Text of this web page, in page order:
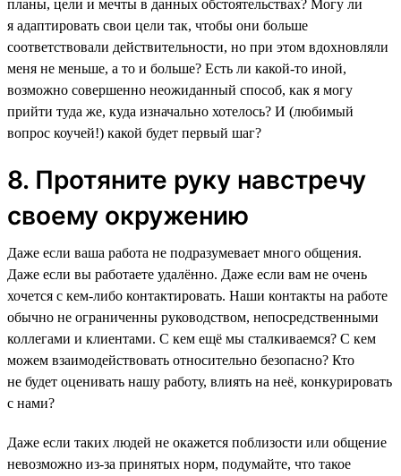
планы, цели и мечты в данных обстоятельствах? Могу ли
я адаптировать свои цели так, чтобы они больше
соответствовали действительности, но при этом вдохновляли
меня не меньше, а то и больше? Есть ли какой-то иной,
возможно совершенно неожиданный способ, как я могу
прийти туда же, куда изначально хотелось? И (любимый
вопрос коучей!) какой будет первый шаг?
8. Протяните руку навстречу
своему окружению
Даже если ваша работа не подразумевает много общения.
Даже если вы работаете удалённо. Даже если вам не очень
хочется с кем-либо контактировать. Наши контакты на работе
обычно не ограниченны руководством, непосредственными
коллегами и клиентами. С кем ещё мы сталкиваемся? С кем
можем взаимодействовать относительно безопасно? Кто
не будет оценивать нашу работу, влиять на неё, конкурировать
с нами?
Даже если таких людей не окажется поблизости или общение
невозможно из-за принятых норм, подумайте, что такое